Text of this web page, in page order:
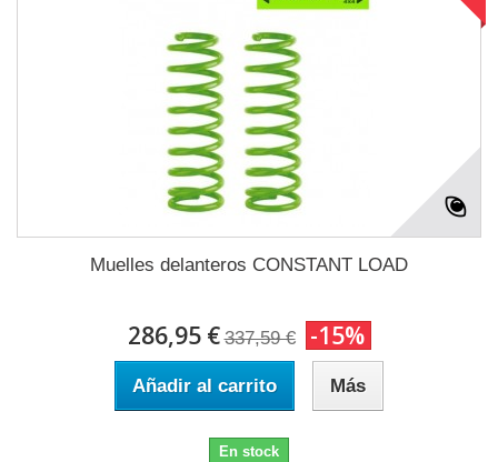
Muelles delanteros CONSTANT LOAD
286,95 € 337,59 € -15%
Añadir al carrito Más
En stock